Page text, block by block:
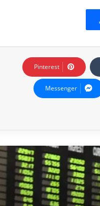
Pinterest
Messenger